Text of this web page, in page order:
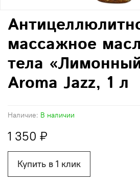
Наличие: В наличии
массажное
тела
Aroma Jazz, 1 л
1 350 ₽
Купить в 1 клик